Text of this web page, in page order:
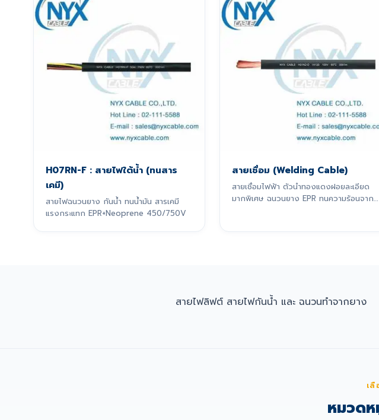
H07RN-F : สายไฟใต้น้ำ (ทนสาร
เคมี)
สายไฟฉนวนยาง กันน้ำ ทนน้ำมัน สารเคมี
แรงกระแทก EPR+Neoprene 450/750V
สายเชื่อม (Welding Cable)
สายเชื่อมไฟฟ้า ตัวนำทองแดงฝอยละเอียด
มากพิเศษ ฉนวนยาง EPR ทนความร้อนจาก
สายไฟลิฟต์ สายไฟกันน้ำ และ ฉนวนทำจากยาง
เ
หมวด